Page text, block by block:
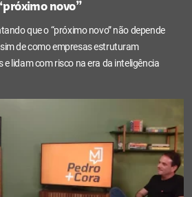
novo”
que o “próximo novo” não depende
de como empresas estruturam
lidam com risco na era da inteligência